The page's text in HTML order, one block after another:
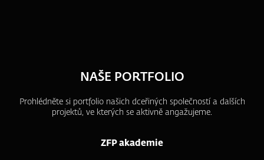
NAŠE PORTFOLIO
Prohlédněte si portfolio našich dceřiných společností a dalších
projektů, ve kterých se aktivně angažujeme.
ZFP akademie